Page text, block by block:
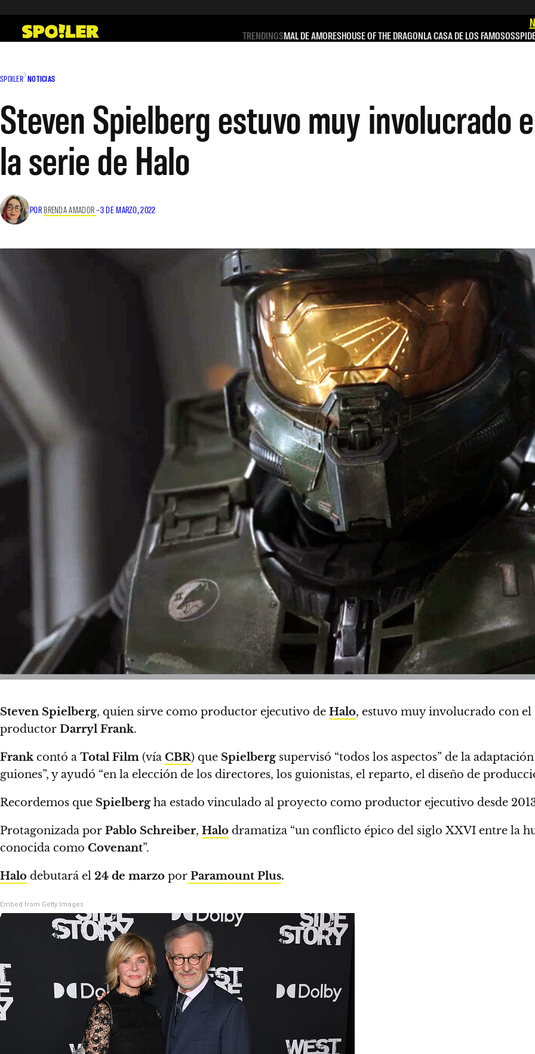
contenido
TRENDINGSMAL DE AMORESHOUSE OF THE DRAGONLA CASA DE LOS FAMOSOS
SPOILER NOTICIAS
Steven Spielberg estuvo muy involucrado
la serie de Halo
POR BRENDA AMADOR–3 DE MARZO, 2022
Steven Spielberg, quien sirve como productor ejecutivo de Halo, estuvo muy involucrado con el
productor Darryl Frank.
Frank contó a Total Film (vía CBR) que Spielbergsupervisó “todos los aspectos” de la
guiones”, y ayudó “en la elección de los directores, los guionistas, el reparto, el diseño de
Recordemos que Spielbergha estado vinculado al proyecto como productor ejecutivo desde
Protagonizada por Pablo Schreiber, Halo dramatiza “un conflicto épico del siglo XXVI entre la
conocida como Covenant”.
Halo debutará el 24 de marzo por Paramount Plus.
Embed from Getty Images